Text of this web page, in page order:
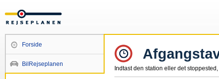
Forside
BilRejseplanen
Indtast den station eller det